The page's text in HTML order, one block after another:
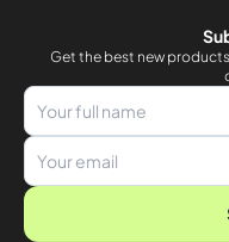
Get the best new